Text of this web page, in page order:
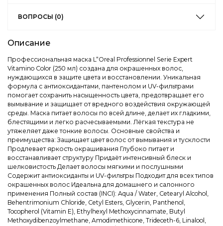
ВОПРОСЫ (0)
Описание
Профессиональная маска L“Oreal Professionnel Serie Expert
Vitamino Color (250 мл) создана для окрашенных волос,
нуждающихся в защите цвета и восстановлении. Уникальная
формула с антиоксидантами, пантенолом и UV-фильтрами
помогает сохранить насыщенность цвета, предотвращает его
вымывание и защищает от вредного воздействия окружающей
среды. Маска питает волосы по всей длине, делает их гладкими,
блестящими и легко расчесываемыми. Лёгкая текстура не
утяжеляет даже тонкие волосы. Основные свойства и
преимущества: Защищает цвет волос от вымывания и тусклости
Продлевает яркость окрашивания Глубоко питает и
восстанавливает структуру Придаёт интенсивный блеск и
шелковистость Делает волосы мягкими и послушными
Содержит антиоксиданты и UV-фильтры Подходит для всех типов
окрашенных волос Идеальна для домашнего и салонного
применения Полный состав (INCI): Aqua / Water, Cetearyl Alcohol,
Behentrimonium Chloride, Cetyl Esters, Glycerin, Panthenol,
Tocopherol (Vitamin E), Ethylhexyl Methoxycinnamate, Butyl
Methoxydibenzoylmethane, Amodimethicone, Trideceth-6, Linalool,